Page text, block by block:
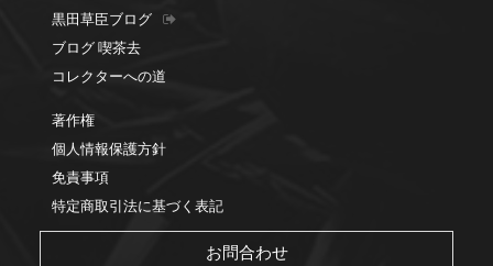
黒田草臣ブログ
ブログ 喫茶去
コレクターへの道
著作権
個人情報保護方針
免責事項
特定商取引法に基づく表記
お問合わせ